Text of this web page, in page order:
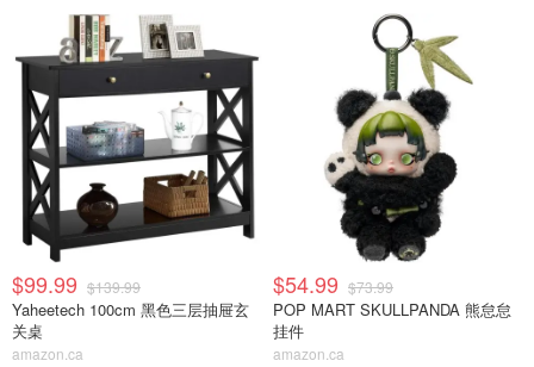
$99.99 $139.99
Yaheetech 100cm 黑色三层抽屉玄
关桌
amazon.ca
$54.99 $73.99
POP MART SKULLPANDA 熊怠怠
挂件
amazon.ca